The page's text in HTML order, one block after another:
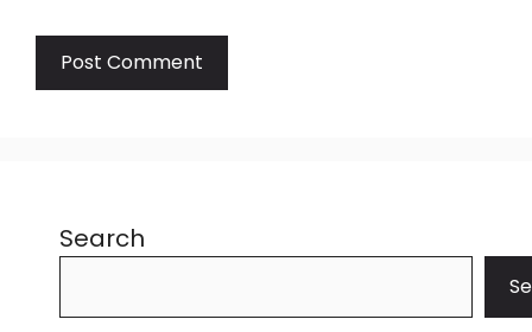
Search